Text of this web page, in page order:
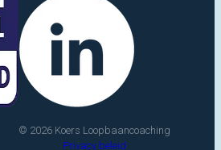
© 2026 Koers Loopbaancoaching
Privacy beleid